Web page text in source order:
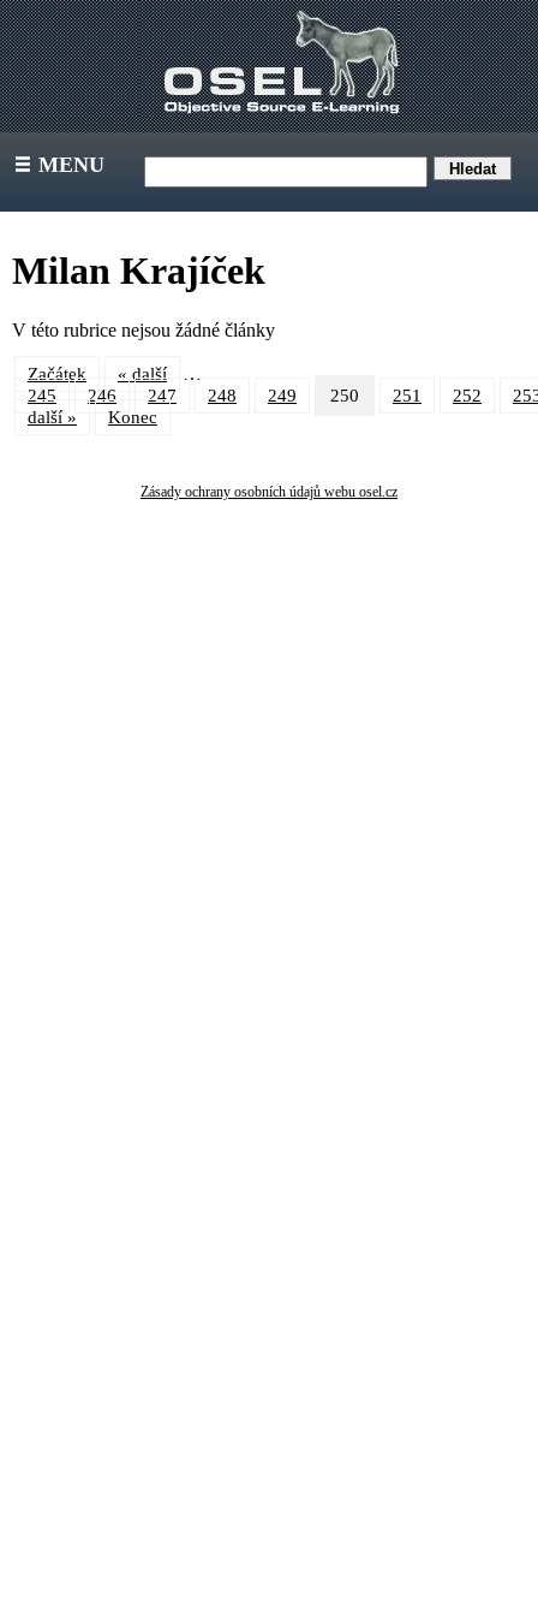
III MENU
Milan Krajíček
V této rubrice nejsou žádné články
Začátek « další …
245 246 247 248 249 250 251 252
další »
Konec
Zásady ochrany osobních údajů webu osel.cz